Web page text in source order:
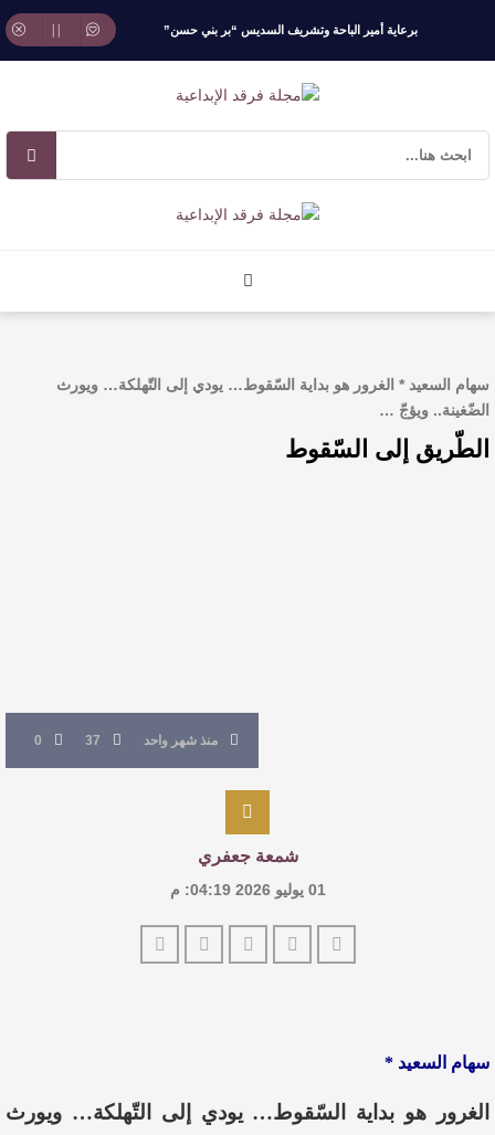
برعاية أمير الباحة وتشريف السديس “بر بني حسن”
تكرّم الفائزين بجائزة “رواد العمل التطوعي 4”
جائزة المهندس زياد الزهراني للتفوق العلمي تكرّم
الروائي جابر محمد مدخلي: أحضر داخل رواياتي
بحذر، والثقافة قوتنا الناعمة لمخاطبة العالم.
سهام السعيد * الغرور هو بداية السّقوط… يودي إلى التّهلكة… ويورث
الضّغينة.. ويؤجّ …
الطّريق إلى السّقوط
منذ شهر واحد 37
0
شمعة جعفري
01 يوليو 2026 04:19: م
سهام السعيد *
الغرور هو بداية السّقوط… يودي إلى التّهلكة… ويورث